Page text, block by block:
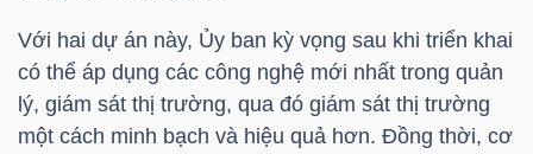
Với hai dự án này, Ủy ban kỳ vọng sau khi triển khai
có thể áp dụng các công nghệ mới nhất trong quản
lý, giám sát thị trường, qua đó giám sát thị trường
một cách minh bạch và hiệu quả hơn. Đồng thời, cơ